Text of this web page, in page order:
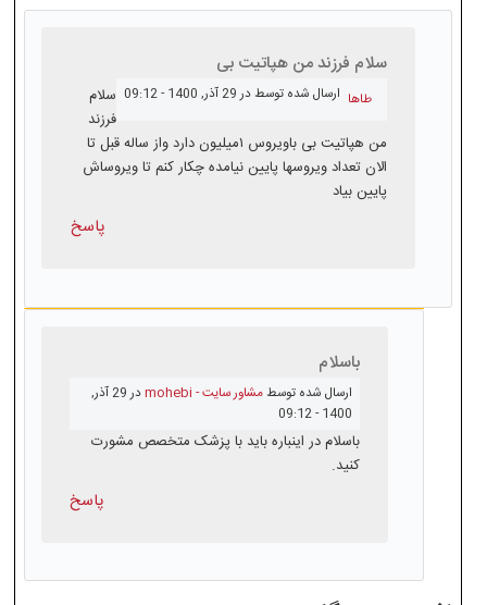
سلام فرزند من هپاتیت بی
ارسال شده توسط طاها در 29 آذر, 1400 - 09:12
سلام
فرزند
من هپاتیت بی باویروس ۱میلیون دارد واز ساله قبل تا
الان تعداد ویروسها پایین نیامده چکار کنم تا ویروساش
پایین بیاد
پاسخ
باسلام
ارسال شده توسطمشاور سایت - mohebi
در 29 آذر,
1400 - 09:12
باسلام در اینباره باید با پزشک متخصص مشورت
کنید.
پاسخ